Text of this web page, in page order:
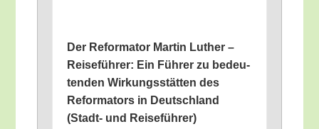
Der Refor­ma­tor Mar­tin Luther –
Rei­se­füh­rer: Ein Füh­rer zu bedeu­
ten­den Wir­kungs­stät­ten des
Refor­ma­tors in Deutsch­land
(Stadt- und Reiseführer)